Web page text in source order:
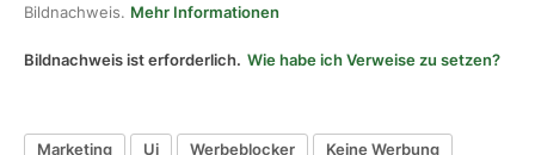
Bildnachweis. Mehr Informationen
Bildnachweis ist erforderlich. Wie habe ich Verweise zu setzen?
Marketing Ui Werbeblocker
Keine Werbung